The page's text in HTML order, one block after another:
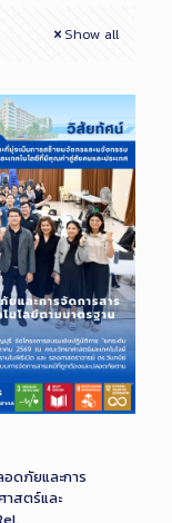
Show all
ดภัยและการ
สตร์และ